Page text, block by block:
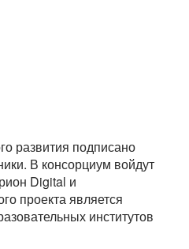
развития подписано
В консорциум войдут
Digital и
проекта является
институтов